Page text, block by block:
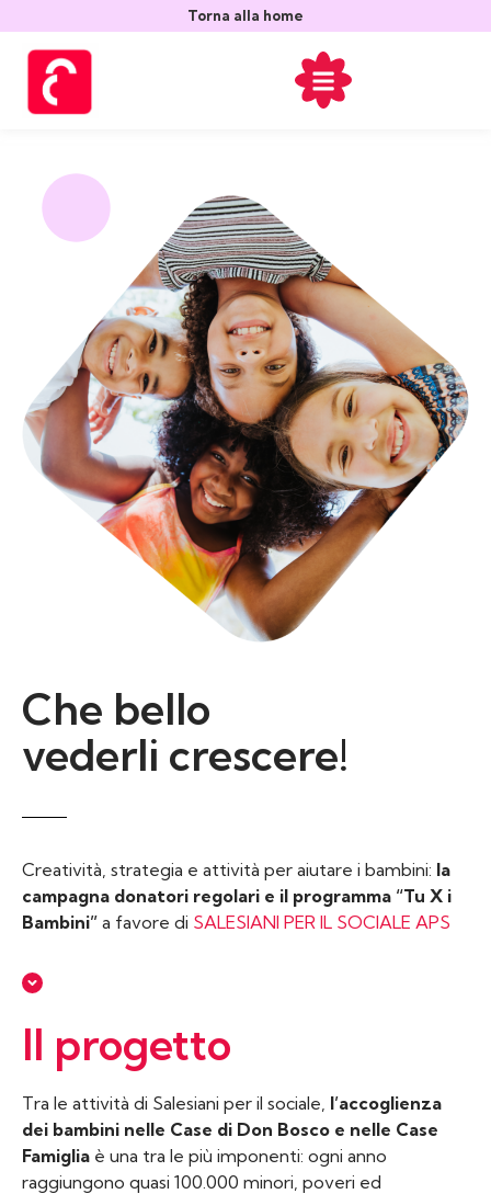
Torna alla home
Che bello
vederli crescere!
Creatività, strategia e attività per aiutare i bambini: la
campagna donatori regolari e il programma “Tu X i
Bambini” a favore di SALESIANI PER IL SOCIALE APS
Il progetto
Tra le attività di Salesiani per il sociale, l’accoglienza
dei bambini nelle Case di Don Bosco e nelle Case
Famiglia è una tra le più imponenti: ogni anno
raggiungono quasi 100.000 minori, poveri ed